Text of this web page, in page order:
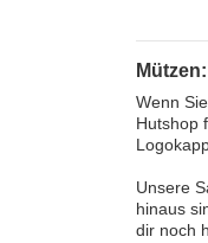
Wenn
Hutshop
Unsere
hinaus
dir noch